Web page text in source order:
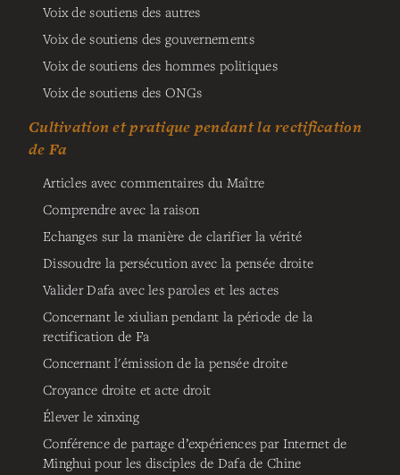
Voix de soutiens des autres
Voix de soutiens des gouvernements
Voix de soutiens des hommes politiques
Voix de soutiens des ONGs
Cultivation et pratique pendant la rectification
de Fa
Articles avec commentaires du Maître
Comprendre avec la raison
Echanges sur la manière de clarifier la vérité
Dissoudre la persécution avec la pensée droite
Valider Dafa avec les paroles et les actes
Concernant le xiulian pendant la période de la
rectification de Fa
Concernant l'émission de la pensée droite
Croyance droite et acte droit
Élever le xinxing
Conférence de partage d’expériences par Internet de
Minghui pour les disciples de Dafa de Chine